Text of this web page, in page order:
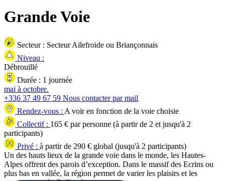
Grande Voie
Secteur : Secteur Ailefroide ou Briançonnais
Niveau :
Débrouillé
Durée : 1 journée
mai à octobre.
+336 37 49 67 59 Nous contacter par mail
Rendez-vous : A voir en fonction de la voie choisie
Collectif : 165 € par personne (à partir de 2 et jusqu'à 2
participants)
Privé : à partir de 290 € global (jusqu'à 2 participants)
Un des hauts lieux de la grande voie dans le monde, les Hautes-
Alpes offrent des parois d’exception. Dans le massif des Ecrins ou
plus bas en vallée, la région permet de varier les plaisirs et les